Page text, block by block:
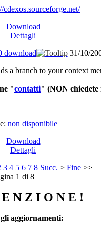
cdexos.sourceforge.net/
Download
Dettagli
download 31/10/
a branch to your context
"contatti" (NON
non disponibile
Download
Dettagli
3 4 5 6 7 8 Succ. > Fine>>
1 di 8
N Z I O N E !
aggiornamenti: